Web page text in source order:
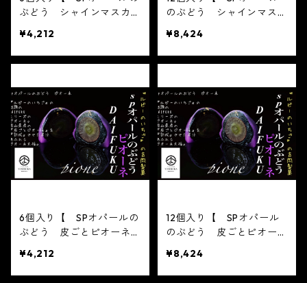
ぶどう シャインマスカッ
送日時指定必須【フルーツ
大福】シャインマスカット
リーボックスSPオパール
のぶどう DAIFUKU 島根
県出雲市のフルーツ大福
¥4,212
のぶどう シャインマスカ
配送日時指定必須【フルー
ツ大福】シャインマスカッ
エリーボックスSPオパー
ルのぶどう DAIFUKU 島
根県出雲市のフルーツ大福
¥8,424
6個入り【 SPオパールの
ぶどう 皮ごとピオーネ
時指定必須【フルーツ大
福】ピオーネ6個 出雲よ
¥4,212
12個入り【 SPオパール
のぶどう 皮ごとピオー
送日時指定必須【フルーツ
大福】ピオーネ6個 出雲
¥8,424